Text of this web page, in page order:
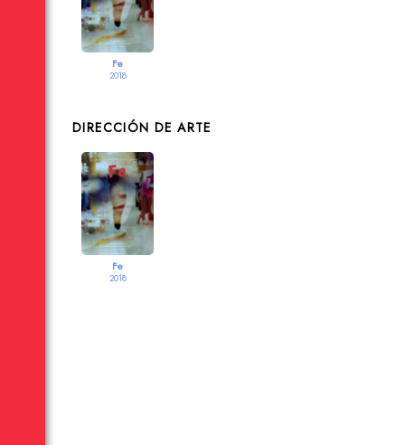
Fe
2018
DIRECCIÓN DE ARTE
Fe
2018